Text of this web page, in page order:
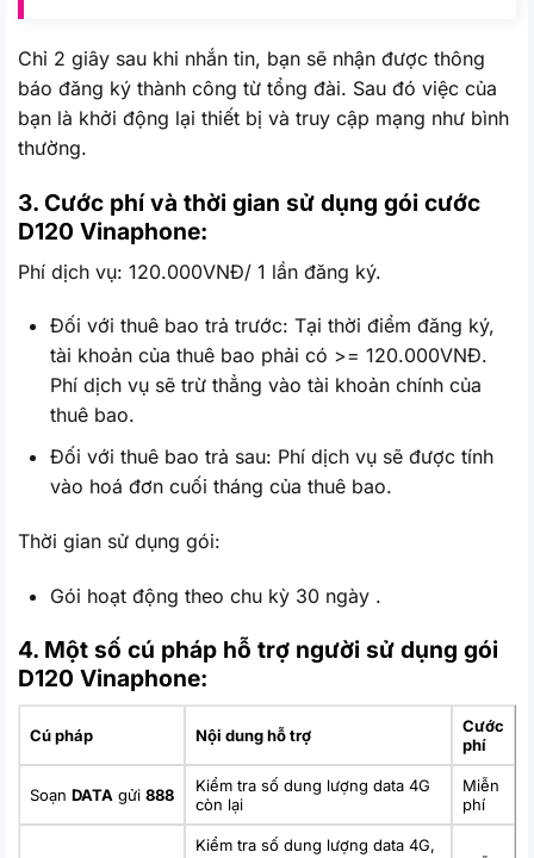
Chỉ 2 giây sau khi nhắn tin, bạn sẽ nhận được thông
báo đăng ký thành công từ tổng đài. Sau đó việc của
bạn là khởi động lại thiết bị và truy cập mạng như bình
thường.
3. Cước phí và thời gian sử dụng gói cước
D120 Vinaphone:
Phí dịch vụ: 120.000VNĐ/ 1 lần đăng ký.
Đối với thuê bao trả trước: Tại thời điểm đăng ký,
tài khoản của thuê bao phải có >= 120.000VNĐ.
Phí dịch vụ sẽ trừ thẳng vào tài khoản chính của
thuê bao.
Đối với thuê bao trả sau: Phí dịch vụ sẽ được tính
vào hoá đơn cuối tháng của thuê bao.
Thời gian sử dụng gói:
Gói hoạt động theo chu kỳ 30 ngày .
4. Một số cú pháp hỗ trợ người sử dụng gói
D120 Vinaphone:
Cú pháp Nội dung hỗ trợ
Cước
phí
Soạn DATA gửi 888
Kiểm tra số dung lượng data 4G
còn lại
Miễn
phí
Kiểm tra số dung lượng data 4G,